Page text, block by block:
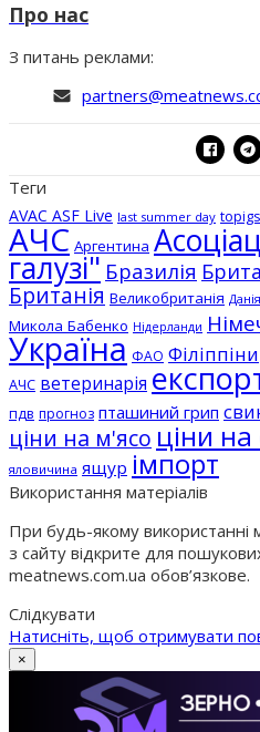
Про нас
З питань реклами:
Теги
AVAC ASF Live last summer day
АЧС Аргентина
галузі" Бразилія
Британія Великобританія Данія
Микола Бабенко Нідерланди
Україна ФАО Філіппіни
АЧС ветеринарія
пдв прогноз пташиний грип
ціни на м'ясо ціни
яловичина ящур імпорт
Використання матеріалів
При будь-якому використанні
з сайту відкрите для
meatnews.com.ua обов’язкове.
Слідкувати
Натисніть, щоб отримувати
×